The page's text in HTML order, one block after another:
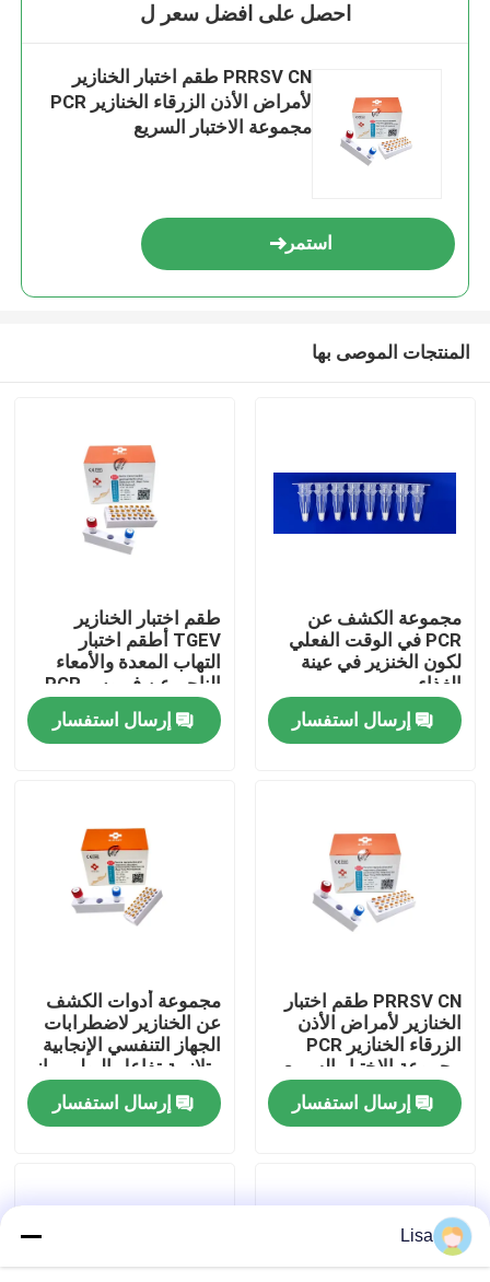
مسكن
منتجات
عرض الواقع الافتراضي
معلومات عنا
جولة في المعمل
مراقبة الجودة
اتصل بنا
أخبار
حالات
احصل على افضل سعر ل
PRRSV CN طقم اختبار الخنازير
لأمراض الأذن الزرقاء الخنازير PCR
مجموعة الاختبار السريع
استمر
المنتجات الموصى بها
مجموعة الكشف عن
PCR في الوقت الفعلي
لكون الخنزير في عينة
الغذاء
إرسال استفسار
طقم اختبار الخنازير
TGEV أطقم اختبار
التهاب المعدة والأمعاء
الناجم عن فيروس PCR
إرسال استفسار
PRRSV CN طقم اختبار
الخنازير لأمراض الأذن
الزرقاء الخنازير PCR
مجموعة الاختبار السريع
إرسال استفسار
مجموعة أدوات الكشف
عن الخنازير لاضطرابات
الجهاز التنفسي الإنجابية
متلازمة تفاعل البوليميراز
المتسلسل في الوقت
الحقيقيإرسال استفسار
Lisa